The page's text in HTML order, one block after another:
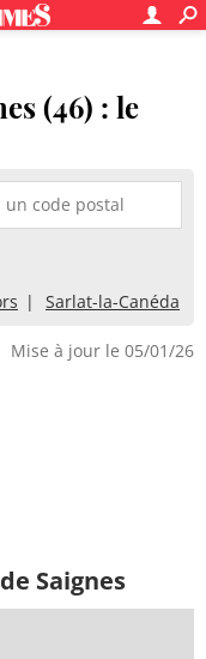
(46) : le
Sarlat-la-Canéda
Mise à jour le 05/01/26
Saignes